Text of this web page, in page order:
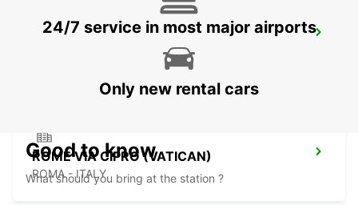
ROME CORSO FRANCIA
ROME VIA CIPRO (VATICAN)
ROMA - ITALY
24/7 service in most major airports
Only new rental cars
Good to know
What should you bring at the station ?